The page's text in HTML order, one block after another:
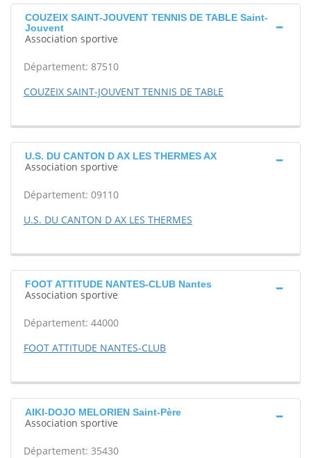
COUZEIX SAINT-JOUVENT TENNIS DE TABLE Saint-
Jouvent
Association sportive
Département: 87510
COUZEIX SAINT-JOUVENT TENNIS DE TABLE
U.S. DU CANTON D AX LES THERMES AX
Association sportive
Département: 09110
U.S. DU CANTON D AX LES THERMES
FOOT ATTITUDE NANTES-CLUB Nantes
Association sportive
Département: 44000
FOOT ATTITUDE NANTES-CLUB
AIKI-DOJO MELORIEN Saint-Père
Association sportive
Département: 35430